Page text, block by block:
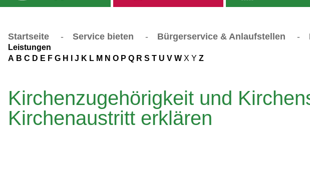
Startseite - Service bieten - Bürgerservice & Anlaufstellen -
Leistungen
A B C D E F G H J K L M N O P Q R S T U V W X Y Z
Kirchenzugehörigkeit und
Kirchenaustritt erklären